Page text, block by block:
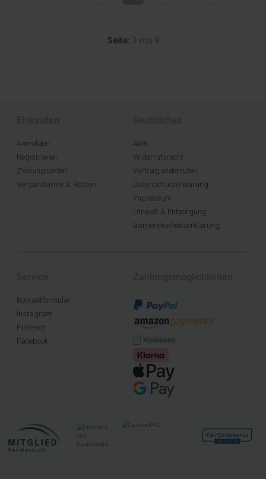
Seite: 3 von 9
Anmelden
Registrieren
Zahlungsarten
Versandarten & -kosten
AGB
Widerrufsrecht
Vertrag widerrufen
Datenschutzerklärung
Impressum
Umwelt & Entsorgung
Barrierefreiheitserklärung
Kontaktformular
Instagram
Pinterest
Facebook